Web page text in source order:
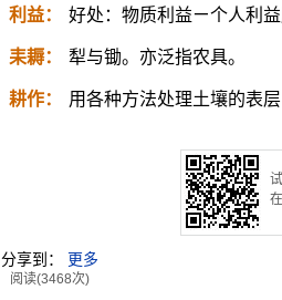
利益： 好处：物质利益ㄧ个人利益
耒耨： 犁与锄。亦泛指农具。
耕作： 用各种方法处理土壤的表
分享到： 更多
阅读(3468次)